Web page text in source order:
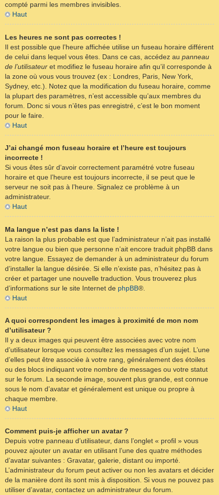
compté parmi les membres invisibles.
Haut
Les heures ne sont pas correctes !
Il est possible que l’heure affichée utilise un fuseau horaire différent
de celui dans lequel vous êtes. Dans ce cas, accédez au panneau
de l’utilisateur et modifiez le fuseau horaire afin qu’il corresponde à
la zone où vous vous trouvez (ex : Londres, Paris, New York,
Sydney, etc.). Notez que la modification du fuseau horaire, comme
la plupart des paramètres, n’est accessible qu’aux membres du
forum. Donc si vous n’êtes pas enregistré, c’est le bon moment
pour le faire.
Haut
J’ai changé mon fuseau horaire et l’heure est toujours
incorrecte !
Si vous êtes sûr d’avoir correctement paramétré votre fuseau
horaire et que l’heure est toujours incorrecte, il se peut que le
serveur ne soit pas à l’heure. Signalez ce problème à un
administrateur.
Haut
Ma langue n’est pas dans la liste !
La raison la plus probable est que l’administrateur n’ait pas installé
votre langue ou bien que personne n’ait encore traduit phpBB dans
votre langue. Essayez de demander à un administrateur du forum
d’installer la langue désirée. Si elle n’existe pas, n’hésitez pas à
créer et partager une nouvelle traduction. Vous trouverez plus
d’informations sur le site Internet de phpBB®.
Haut
A quoi correspondent les images à proximité de mon nom
d’utilisateur ?
Il y a deux images qui peuvent être associées avec votre nom
d’utilisateur lorsque vous consultez les messages d’un sujet. L’une
d’elles peut être associée à votre rang, généralement des étoiles
ou des blocs indiquant votre nombre de messages ou votre statut
sur le forum. La seconde image, souvent plus grande, est connue
sous le nom d’avatar et généralement est unique ou propre à
chaque membre.
Haut
Comment puis-je afficher un avatar ?
Depuis votre panneau d’utilisateur, dans l’onglet « profil » vous
pouvez ajouter un avatar en utilisant l’une des quatre méthodes
d’avatar suivantes : Gravatar, galerie, distant ou importé.
L’administrateur du forum peut activer ou non les avatars et décider
de la manière dont ils sont mis à disposition. Si vous ne pouvez pas
utiliser d’avatar, contactez un administrateur du forum.